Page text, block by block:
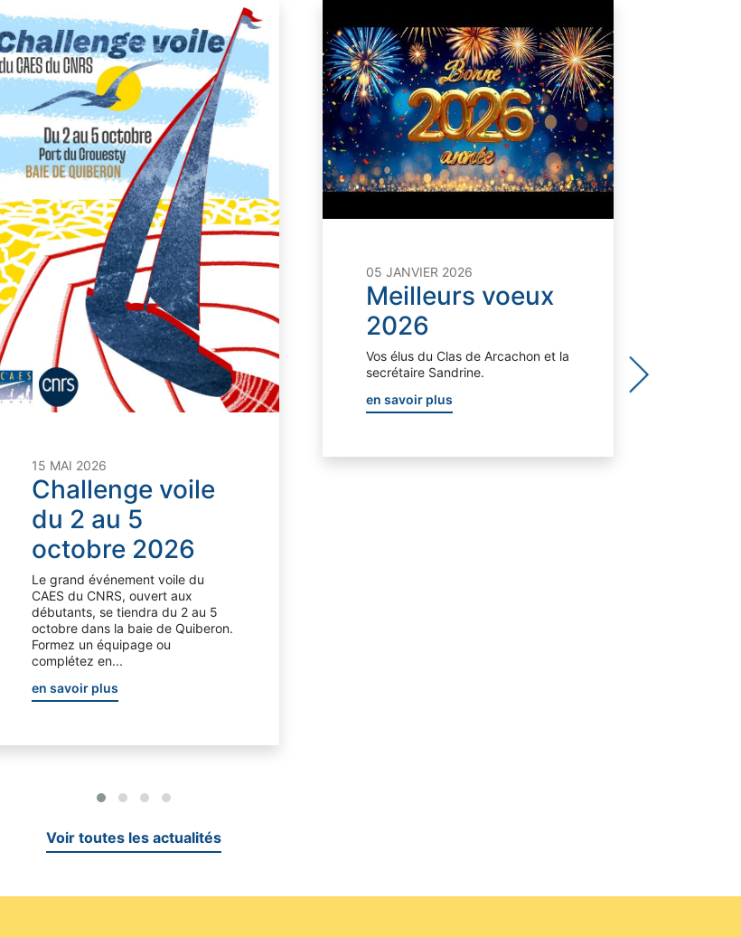
15 MAI 2026
Challenge voile
du 2 au 5
octobre 2026
Le grand événement voile du
CAES du CNRS, ouvert aux
débutants, se tiendra du 2 au 5
octobre dans la baie de Quiberon.
Formez un équipage ou
complétez en...
en savoir plus
05 JANVIER 2026
Meilleurs voeux
2026
Vos élus du Clas de Arcachon et la
secrétaire Sandrine.
en savoir plus
Voir toutes les actualités